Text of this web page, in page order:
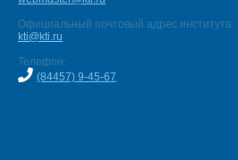
Официальный почтовый адрес института:
kti@kti.ru
Телефон:
(84457) 9-45-67